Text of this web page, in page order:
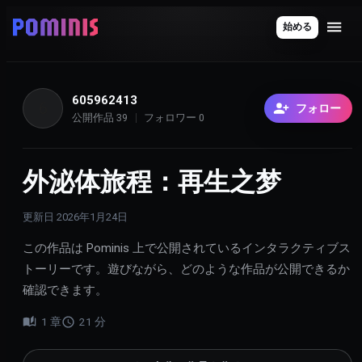
始める
605962413
公開作品 39 フォロワー 0
フォロー
外泌体旅程：再生之梦
更新日 2026年1月24日
この作品は Pominis 上で公開されているインタラクティブス
トーリーです。遊びながら、どのような作品が公開できるか
確認できます。
1 章 21 分